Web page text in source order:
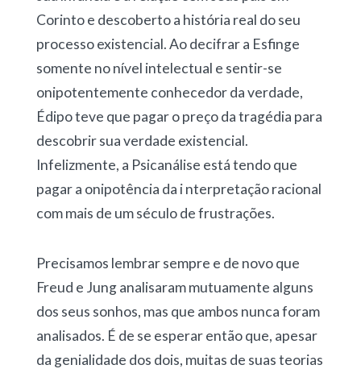
Corinto e descoberto a história real do seu
processo existencial. Ao decifrar a Esfinge
somente no nível intelectual e sentir-se
onipotentemente conhecedor da verdade,
Édipo teve que pagar o preço da tragédia para
descobrir sua verdade existencial.
Infelizmente, a Psicanálise está tendo que
pagar a onipotência da i nterpretação racional
com mais de um século de frustrações.
Precisamos lembrar sempre e de novo que
Freud e Jung analisaram mutuamente alguns
dos seus sonhos, mas que ambos nunca foram
analisados. É de se esperar então que, apesar
da genialidade dos dois, muitas de suas teorias